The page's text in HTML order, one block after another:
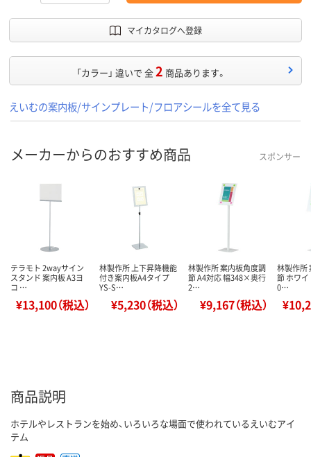
マイカタログへ登録
「カラー」 違いで 全2 商品あります。
えいむの案内板/サインプレート/フロアシールを全て見る
メーカーからのおすすめ商品 スポンサー
テラモト 2wayサイン
スタンド 案内板 A3ヨ
コ …
¥13,100（税込）
林製作所 上下昇降機能
付き案内板A4タイプ
YS-S…
¥5,230（税込）
林製作所 案内板角度調
節 A4対応 幅348×奥行
2…
¥9,167（税込）
林製作所
節 ホワイ
0…
商品説明
ホテルやレストランを始め、いろいろな場面で使われているえいむアイ
テム